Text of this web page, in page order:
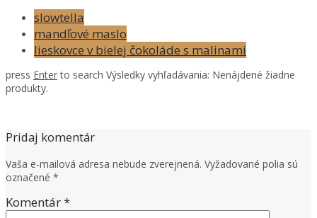
slowtella
mandľové maslo
lieskovce v bielej čokoláde s malinami
press Enterto search Výsledky vyhľadávania: Nenájdené žiadne
produkty.
Pridaj komentár
Vaša e-mailová adresa nebude zverejnená. Vyžadované polia sú
označené *
Komentár*